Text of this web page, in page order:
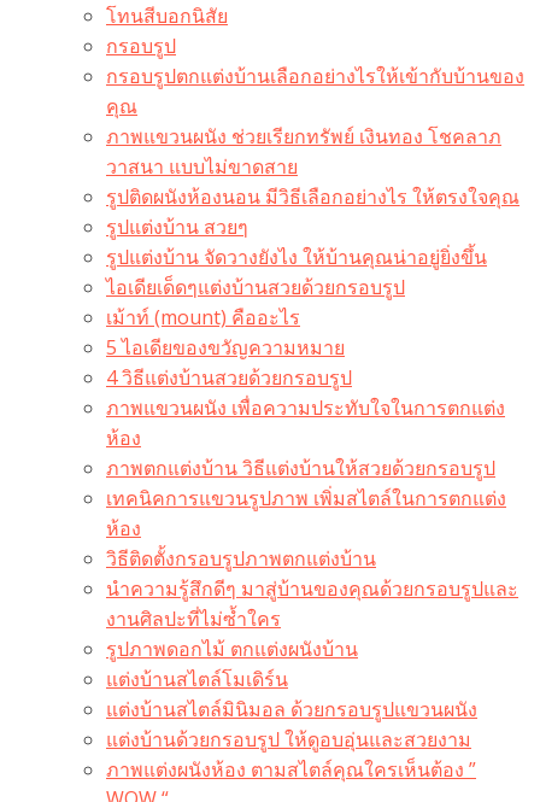
โทนสีบอกนิสัย
กรอบรูป
กรอบรูปตกแต่งบ้านเลือกอย่างไรให้เข้ากับบ้านของ
คุณ
ภาพแขวนผนัง ช่วยเรียกทรัพย์ เงินทอง โชคลาภ
วาสนา แบบไม่ขาดสาย
รูปติดผนังห้องนอน มีวิธีเลือกอย่างไร ให้ตรงใจคุณ
รูปแต่งบ้าน สวยๆ
รูปแต่งบ้าน จัดวางยังไง ให้บ้านคุณน่าอยู่ยิ่งขึ้น
ไอเดียเด็ดๆแต่งบ้านสวยด้วยกรอบรูป
เม้าท์ (mount) คืออะไร​
5 ไอเดียของขวัญความหมาย
4 วิธีแต่งบ้านสวยด้วยกรอบรูป
ภาพแขวนผนัง เพื่อความประทับใจในการตกแต่ง
ห้อง
ภาพตกแต่งบ้าน วิธีแต่งบ้านให้สวยด้วยกรอบรูป
เทคนิคการแขวนรูปภาพ เพิ่มสไตล์ในการตกแต่ง
ห้อง
วิธีติดตั้งกรอบรูปภาพตกแต่งบ้าน
นำความรู้สึกดีๆ มาสู่บ้านของคุณด้วยกรอบรูปและ
งานศิลปะที่ไม่ซ้ำใคร
รูปภาพดอกไม้ ตกแต่งผนังบ้าน
แต่งบ้านสไตล์โมเดิร์น
แต่งบ้านสไตล์มินิมอล ด้วยกรอบรูปแขวนผนัง
แต่งบ้านด้วยกรอบรูป ให้ดูอบอุ่นและสวยงาม
ภาพแต่งผนังห้อง ตามสไตล์คุณใครเห็นต้อง ”